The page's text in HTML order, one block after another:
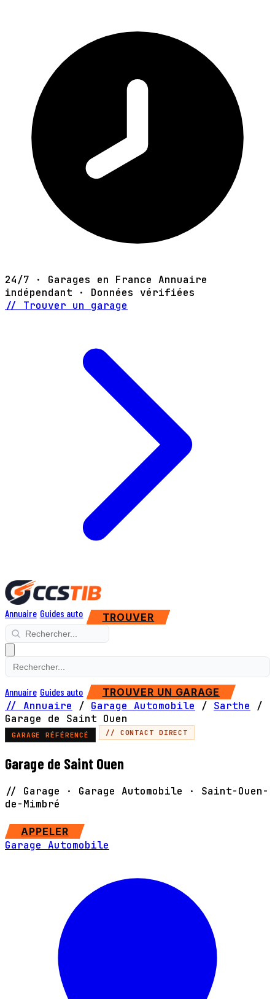
24/7 · Garages en France Annuaire
indépendant · Données vérifiées
// Trouver un garage
Annuaire Guides auto TROUVER
Annuaire Guides auto TROUVER UN GARAGE
// Annuaire / Garage Automobile / Sarthe
/
Garage de Saint Ouen
GARAGE RÉFÉRENCÉ // CONTACT DIRECT
Garage de Saint Ouen
// Garage · Garage Automobile · Saint-Ouen-
de-Mimbré
APPELER
Garage Automobile